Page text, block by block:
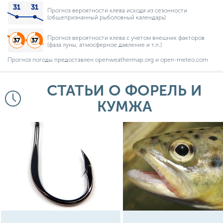
Прогноз вероятности клева исходя из сезонности
(общепризнанный рыболовный календарь)
Прогноз вероятности клева с учетом внешних факторов
(фаза луны, атмосферное давление и т.п.)
Прогноз погоды предоставлен openweathermap.org и open-meteo.com
СТАТЬИ О ФОРЕЛЬ И
КУМЖА